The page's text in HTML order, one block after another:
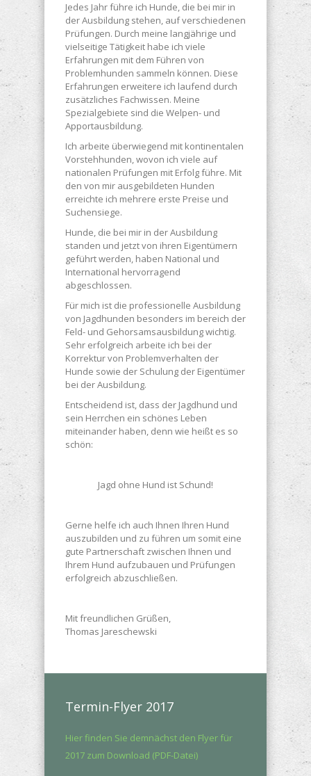
Jedes Jahr führe ich Hunde, die bei mir in
der Ausbildung stehen, auf verschiedenen
Prüfungen. Durch meine langjährige und
vielseitige Tätigkeit habe ich viele
Erfahrungen mit dem Führen von
Problemhunden sammeln können. Diese
Erfahrungen erweitere ich laufend durch
zusätzliches Fachwissen. Meine
Spezialgebiete sind die Welpen- und
Apportausbildung.
Ich arbeite überwiegend mit kontinentalen
Vorstehhunden, wovon ich viele auf
nationalen Prüfungen mit Erfolg führe. Mit
den von mir ausgebildeten Hunden
erreichte ich mehrere erste Preise und
Suchensiege.
Hunde, die bei mir in der Ausbildung
standen und jetzt von ihren Eigentümern
geführt werden, haben National und
International hervorragend
abgeschlossen.
Für mich ist die professionelle Ausbildung
von Jagdhunden besonders im bereich der
Feld- und Gehorsamsausbildung wichtig.
Sehr erfolgreich arbeite ich bei der
Korrektur von Problemverhalten der
Hunde sowie der Schulung der Eigentümer
bei der Ausbildung.
Entscheidend ist, dass der Jagdhund und
sein Herrchen ein schönes Leben
miteinander haben, denn wie heißt es so
schön:
Jagd ohne Hund ist Schund!
Gerne helfe ich auch Ihnen Ihren Hund
auszubilden und zu führen um somit eine
gute Partnerschaft zwischen Ihnen und
Ihrem Hund aufzubauen und Prüfungen
erfolgreich abzuschließen.
Mit freundlichen Grüßen,
Thomas Jareschewski
Termin-Flyer 2017
Hier finden Sie demnächst den Flyer für
2017 zum Download (PDF-Datei)